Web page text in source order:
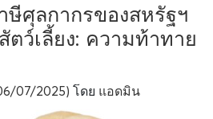
ษีศุลกากรของสหรัฐฯ
ว์เลี้ยง: ความท้าทาย
07/2025) โดย แอดมิน